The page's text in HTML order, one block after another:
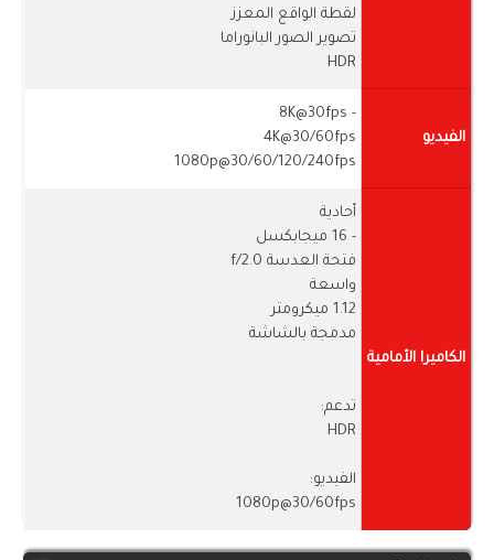
لقطة الواقع المعزز
تصوير الصور البانوراما
HDR
الفيديو
- 8K@30fps
4K@30/60fps
1080p@30/60/120/240fps
الكاميرا الأمامية
أحادية
- 16 ميجابكسل
فتحة العدسة f/2.0
واسعة
1.12 ميكرومتر
مدمجة بالشاشة
تدعم:
HDR
الفيديو:
1080p@30/60fps